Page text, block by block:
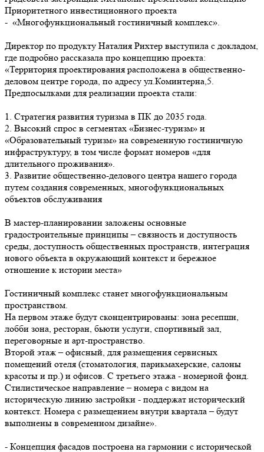
Приоритетного инвестиционного проекта
- «Многофункциональный гостиничный комплекс».
Директор по продукту Наталия Рихтер выступила с докладом,
где подробно рассказала про концепцию проекта:
«Территория проектирования расположена в общественно-
деловом центре города, по адресу ул.Коминтерна,5.
Предпосылками для реализации проекта стали:
1. Стратегия развития туризма в ПК до 2035 года.
2. Высокий спрос в сегментах «Бизнес-туризм» и
«Образовательный туризм» на современную гостиничную
инфраструктуру, в том числе формат номеров «для
длительного проживания».
3. Развитие общественно-делового центра нашего города
путем создания современных, многофункциональных
объектов обслуживания
В мастер-планировании заложены основные
градостроительные принципы – связность и доступность
среды, доступность общественных пространств, интеграция
нового объекта в окружающий контекст и бережное
отношение к истории места»
Гостиничный комплекс станет многофункциональным
пространством.
На первом этаже будут сконцентрированы: зона ресепшн,
лобби зона, ресторан, бьюти услуги, спортивный зал,
переговорные и арт-пространство.
Второй этаж – офисный, для размещения сервисных
помещений отеля (стоматология, парикмахерские, салоны
красоты и пр.) и офисов. С третьего этажа - номерной фонд.
Стилистическое направление – номера с видом на
историческую линию застройки - поддержат исторический
контекст. Номера с размещением внутри квартала – будут
выполнены в современном дизайне».
- Концепция фасадов построена на гармонии с исторической